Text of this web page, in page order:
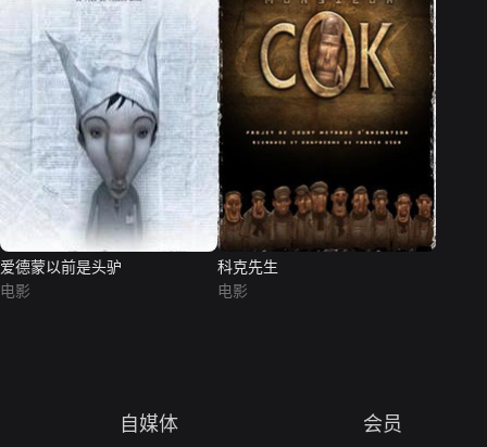
爱德蒙以前是头驴
电影
科克先生
电影
自媒体 会员